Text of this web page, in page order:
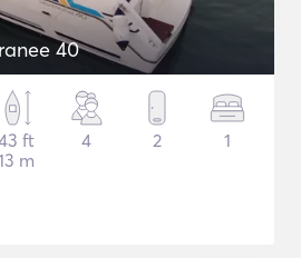
40
ft
m
4 2 1